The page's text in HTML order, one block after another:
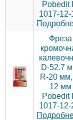
Pobedit
1017-12-
Фреза
D-52.7
R-20
12 мм
Pobedit
1017-12-